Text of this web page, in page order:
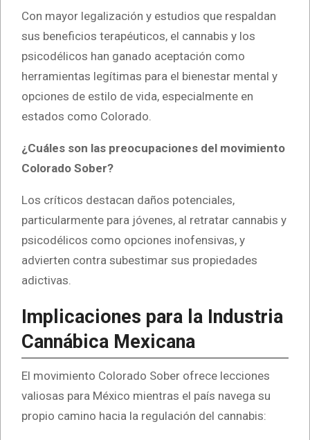
Con mayor legalización y estudios que respaldan
sus beneficios terapéuticos, el cannabis y los
psicodélicos han ganado aceptación como
herramientas legítimas para el bienestar mental y
opciones de estilo de vida, especialmente en
estados como Colorado.
¿Cuáles son las preocupaciones del movimiento
Colorado Sober?
Los críticos destacan daños potenciales,
particularmente para jóvenes, al retratar cannabis y
psicodélicos como opciones inofensivas, y
advierten contra subestimar sus propiedades
adictivas.
Implicaciones para la Industria
Cannábica Mexicana
El movimiento Colorado Sober ofrece lecciones
valiosas para México mientras el país navega su
propio camino hacia la regulación del cannabis: